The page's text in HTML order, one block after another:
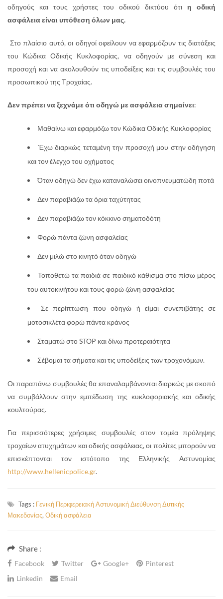
οδηγούς και τους χρήστες του οδικού δικτύου ότι η οδική
ασφάλεια είναι υπόθεση όλων μας.
Στο πλαίσιο αυτό, οι οδηγοί οφείλουν να εφαρμόζουν τις διατάξεις
του Κώδικα Οδικής Κυκλοφορίας, να οδηγούν με σύνεση και
προσοχή και να ακολουθούν τις υποδείξεις και τις συμβουλές του
προσωπικού της Τροχαίας.
Δεν πρέπει να ξεχνάμε ότι οδηγώ με ασφάλεια σημαίνει:
Μαθαίνω και εφαρμόζω τον Κώδικα Οδικής Κυκλοφορίας
Έχω διαρκώς τεταμένη την προσοχή μου στην οδήγηση
και τον έλεγχο του οχήματος
Όταν οδηγώ δεν έχω καταναλώσει οινοπνευματώδη ποτά
Δεν παραβιάζω τα όρια ταχύτητας
Δεν παραβιάζω τον κόκκινο σηματοδότη
Φορώ πάντα ζώνη ασφαλείας
Δεν μιλώ στο κινητό όταν οδηγώ
Τοποθετώ τα παιδιά σε παιδικό κάθισμα στο πίσω μέρος
του αυτοκινήτου και τους φορώ ζώνη ασφαλείας
Σε περίπτωση που οδηγώ ή είμαι συνεπιβάτης σε
μοτοσικλέτα φορώ πάντα κράνος
Σταματώ στο STOP και δίνω προτεραιότητα
Σέβομαι τα σήματα και τις υποδείξεις των τροχονόμων.
Οι παραπάνω συμβουλές θα επαναλαμβάνονται διαρκώς με σκοπό
να συμβάλλουν στην εμπέδωση της κυκλοφοριακής και οδικής
κουλτούρας.
Για περισσότερες χρήσιμες συμβουλές στον τομέα πρόληψης
τροχαίων ατυχημάτων και οδικής ασφάλειας, οι πολίτες μπορούν να
επισκέπτονται τον ιστότοπο της Ελληνικής Αστυνομίας
http://www.hellenicpolice.gr.
Tags : Γενική Περιφερειακή Αστυνομική Διεύθυνση Δυτικής
Μακεδονίας, Οδική ασφάλεια
Share :
Facebook Twitter Google+
Pinterest
Linkedin
Email